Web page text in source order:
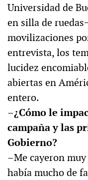
Universidad de
en silla de
movilizaciones
entrevista, los
lucidez
abiertas en
entero.
–¿Cómo le
campaña y las
Gobierno?
–Me cayeron
había mucho de